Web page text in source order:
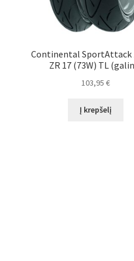
Continental SportAttack
ZR 17 (73W) TL
103,95 €
Į krepšelį